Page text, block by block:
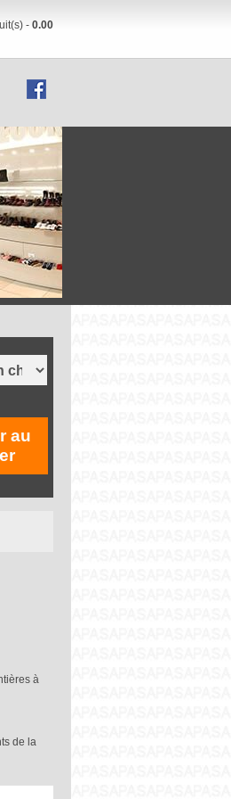
-0.00
au
à
de la